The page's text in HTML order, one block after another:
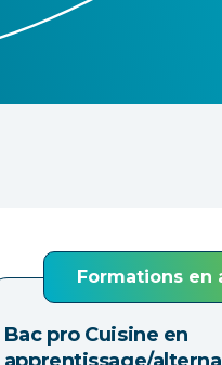
Formations en
Bac pro Cuisine en